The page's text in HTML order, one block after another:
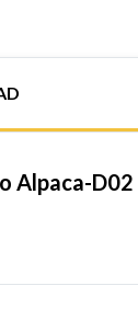
Alpaca-D02